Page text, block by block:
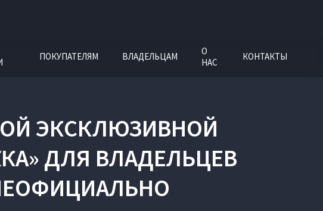
ПОКУПАТЕЛЯМ ВЛАДЕЛЬЦАМ
О
НАС
КОНТАКТЫ
ЭКСКЛЮЗИВНОЙ
ДЛЯ ВЛАДЕЛЬЦЕВ